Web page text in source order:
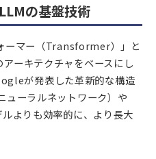
の基盤技術
ーマー（Transformer）」と
ーキテクチャをベースにし
が発表した革新的な構造
ューラルネットワーク）や
よりも効率的に、より長大